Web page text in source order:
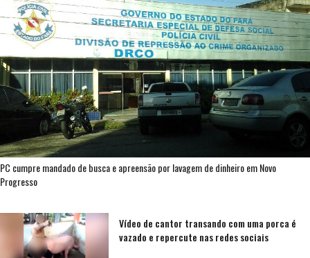
PC cumpre mandado de busca e apreensão por lavagem de dinheiro em Novo
Progresso
Vídeo de cantor transando com uma porca é
vazado e repercute nas redes sociais